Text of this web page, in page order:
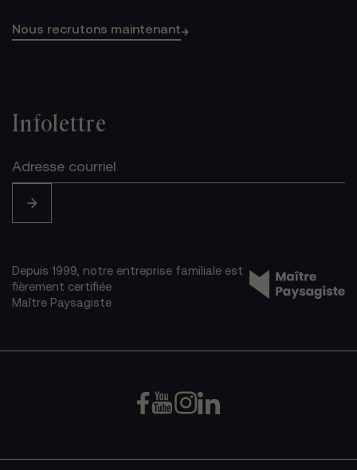
Nous recrutons maintenant→
Infolettre
Depuis 1999, notre entreprise familiale est
fièrement certifiée
Maître Paysagiste